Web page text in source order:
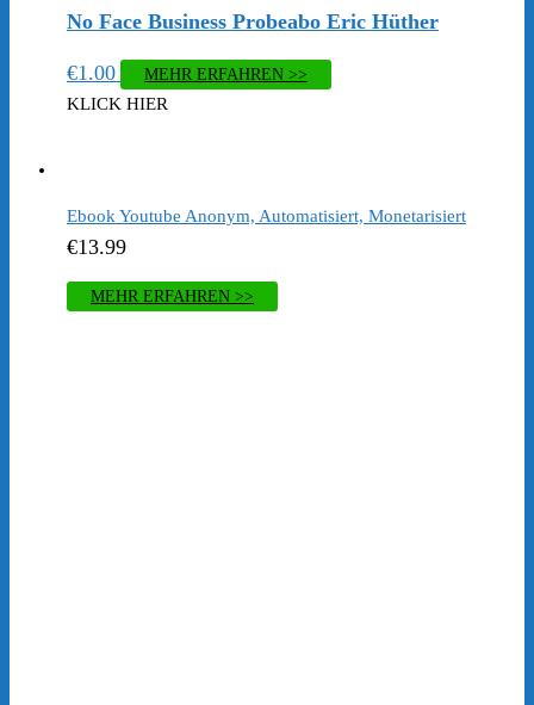
No Face Business Probeabo Eric Hüther
€1.00 MEHR ERFAHREN >>
KLICK HIER
Ebook Youtube Anonym, Automatisiert, Monetarisiert
€13.99
MEHR ERFAHREN >>